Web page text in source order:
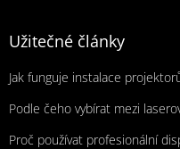
Užitečné články
Jak funguje instalace
Podle čeho vybírat mezi
Proč používat profesionální